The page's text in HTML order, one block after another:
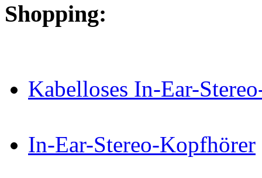
Shopping:
Kabelloses In-Ear-
In-Ear-Stereo-Kopfhörer